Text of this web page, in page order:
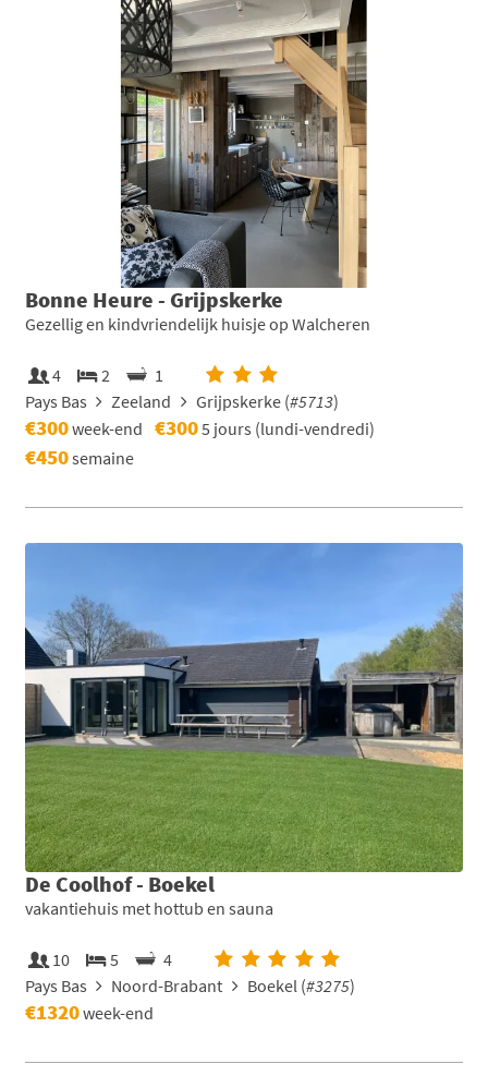
Bonne Heure - Grijpskerke
Gezellig en kindvriendelijk huisje op Walcheren
4 2
1
Pays Bas
Zeeland Grijpskerke (#5713)
€300week-end €3005 jours (lundi-vendredi)
€450semaine
De Coolhof - Boekel
vakantiehuis met hottub en sauna
10 5
4
Pays Bas
Noord-Brabant Boekel (#3275)
€1320week-end